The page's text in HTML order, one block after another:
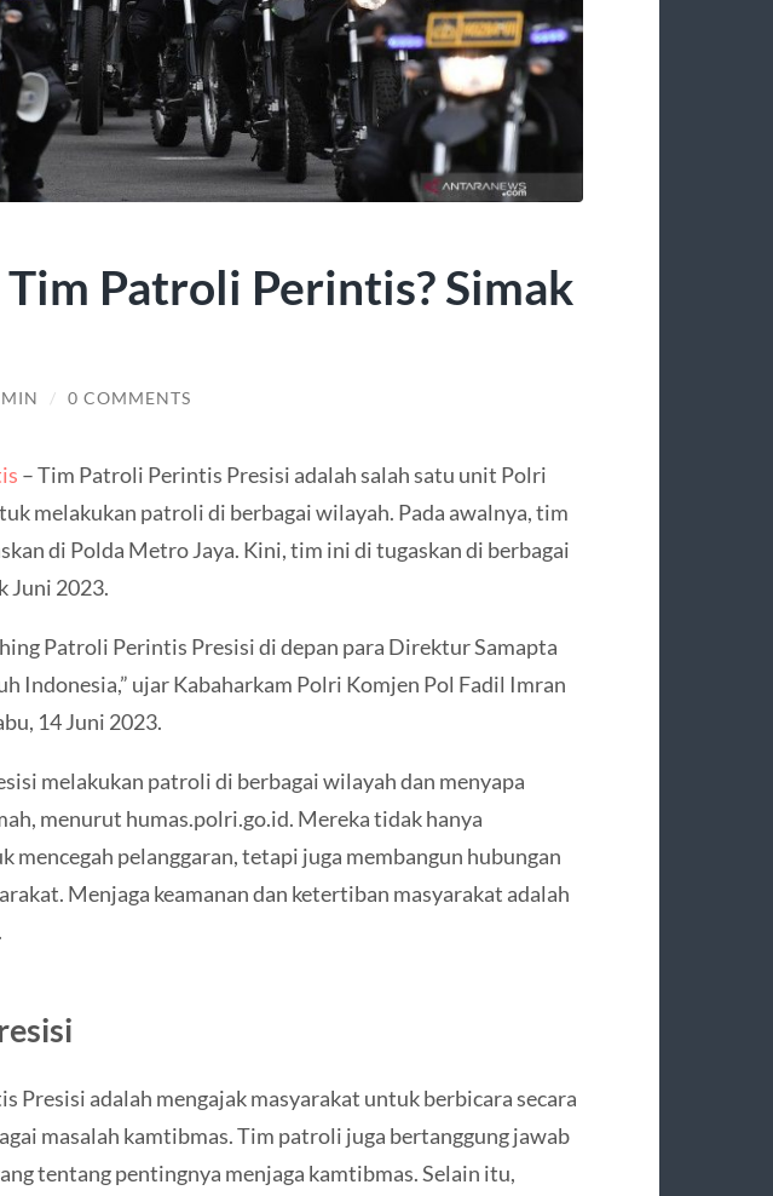
Tim Patroli Perintis? Simak
/ 0 COMMENTS
– Tim Patroli Perintis Presisi adalah salah satu unit Polri
melakukan patroli di berbagai wilayah. Pada awalnya, tim
di Polda Metro Jaya. Kini, tim ini di tugaskan di berbagai
Juni 2023.
Patroli Perintis Presisi di depan para Direktur Samapta
Indonesia,” ujar Kabaharkam Polri Komjen Pol Fadil Imran
14 Juni 2023.
melakukan patroli di berbagai wilayah dan menyapa
menurut humas.polri.go.id. Mereka tidak hanya
mencegah pelanggaran, tetapi juga membangun hubungan
Menjaga keamanan dan ketertiban masyarakat adalah
Presisi adalah mengajak masyarakat untuk berbicara secara
masalah kamtibmas. Tim patroli juga bertanggung jawab
tentang pentingnya menjaga kamtibmas. Selain itu,